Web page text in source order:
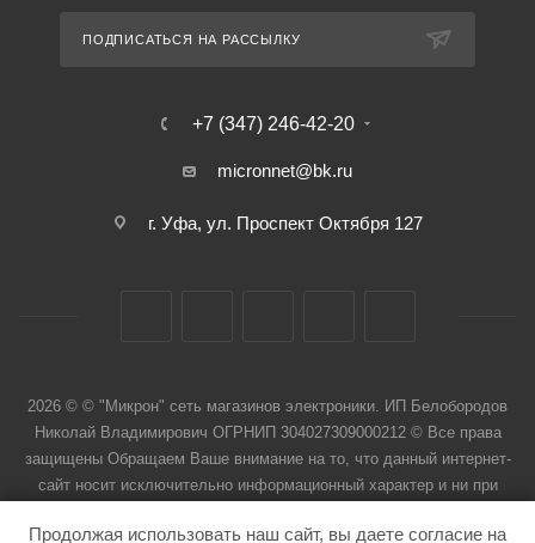
ПОДПИСАТЬСЯ НА РАССЫЛКУ
+7 (347) 246-42-20
micronnet@bk.ru
г. Уфа, ул. Проспект Октября 127
2026 © © "Микрон" сеть магазинов электроники. ИП Белобородов
Николай Владимирович ОГРНИП 304027309000212 © Все права
защищены Обращаем Ваше внимание на то, что данный интернет-
сайт носит исключительно информационный характер и ни при
Продолжая использовать наш сайт, вы даете согласие на